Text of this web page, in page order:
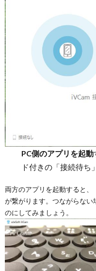
PC側のアプリを起動
ド付きの「接続待ち
両方のアプリを起動すると
が繋がります。つながらない
のにしてみましょう。